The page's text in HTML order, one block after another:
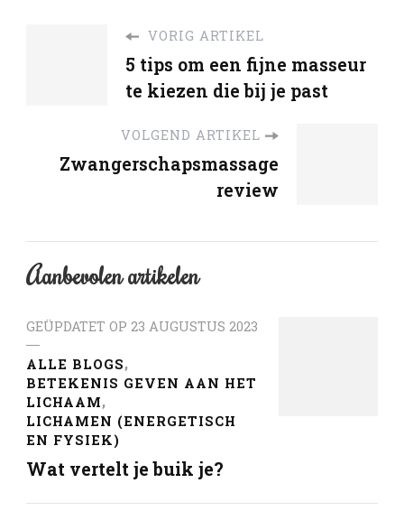
VORIG ARTIKEL
5 tips om een fijne masseur
te kiezen die bij je past
VOLGEND ARTIKEL
Zwangerschapsmassage
review
Aanbevolen artikelen
GEÜPDATET OP 23 AUGUSTUS 2023
ALLE BLOGS
BETEKENIS GEVEN AAN HET
LICHAAM
LICHAMEN (ENERGETISCH
EN FYSIEK)
Wat vertelt je buik je?